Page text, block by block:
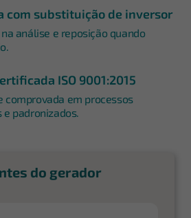
com substituição de inversor
análise e reposição quando
ISO 9001:2015
comprovada em processos
e padronizados.
do gerador